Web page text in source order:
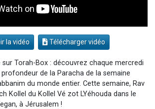
la vidéo Télécharger vidéo
sur Torah-Box : découvrez chaque mercredi
de la Paracha de la semaine
du monde entier. Cette semaine, Rav
Kollel du Kollel Vé zot LYéhouda dans le
à Jérusalem !